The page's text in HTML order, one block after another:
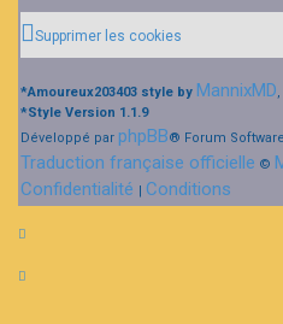
Supprimer les cookies
*Amoureux203403 style by MannixMD
*Style Version 1.1.9
Développé par phpBB® Forum
Traduction française officielle ©
Confidentialité | Conditions